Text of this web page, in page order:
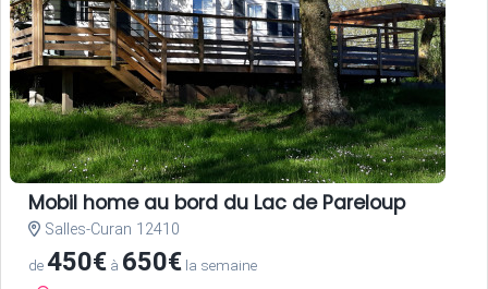
Mobil home au bord du Lac de Pareloup
Salles-Curan 12410
de450€ à 650€ la semaine